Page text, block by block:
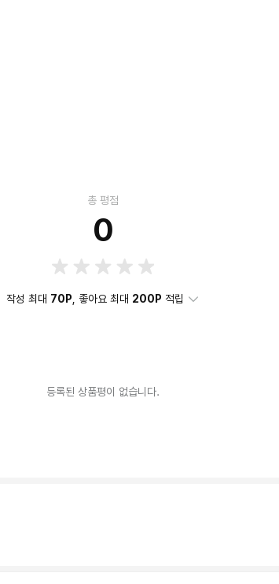
총 평점
0
작성 최대 70P , 좋아요 최대 200P 적립
등록된 상품평이 없습니다.